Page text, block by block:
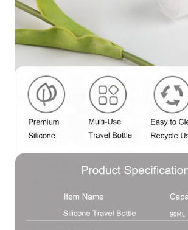
Σιλικονούχο Αναδιπλούμενο Παγούρι
Σιλικόνιο αναδιπλούμενο φλιτζάνι
Προϊόντα κουζίνας από σιλικόνη
Προϊόντα από καουτσούκ σιλικόνης